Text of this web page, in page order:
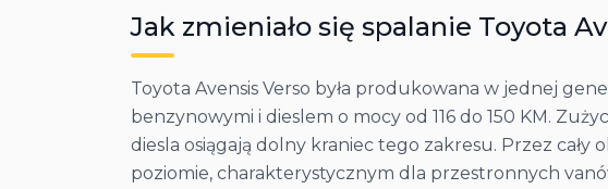
Jak zmieniało się spalanie Toyota
Toyota Avensis Verso była produkowana w jednej
benzynowymi i dieslem o mocy od 116 do 150 KM.
diesla osiągają dolny kraniec tego zakresu. Przez cały
poziomie, charakterystycznym dla przestronnych